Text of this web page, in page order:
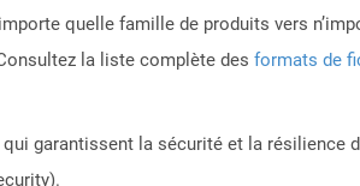
quelle famille de produits vers
la liste complète des formats de
garantissent la sécurité et la résilience